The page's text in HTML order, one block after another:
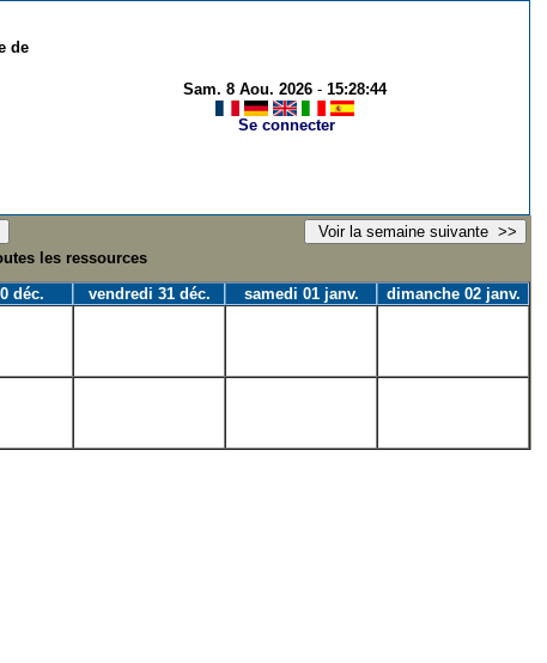
de
Sam. 8 Aou. 2026- 15:28:44
Se connecter
les ressources
déc. vendredi 31 déc. samedi 01 janv. dimanche 02 janv.